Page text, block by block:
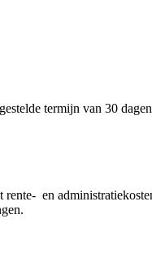
termijn van 30
en